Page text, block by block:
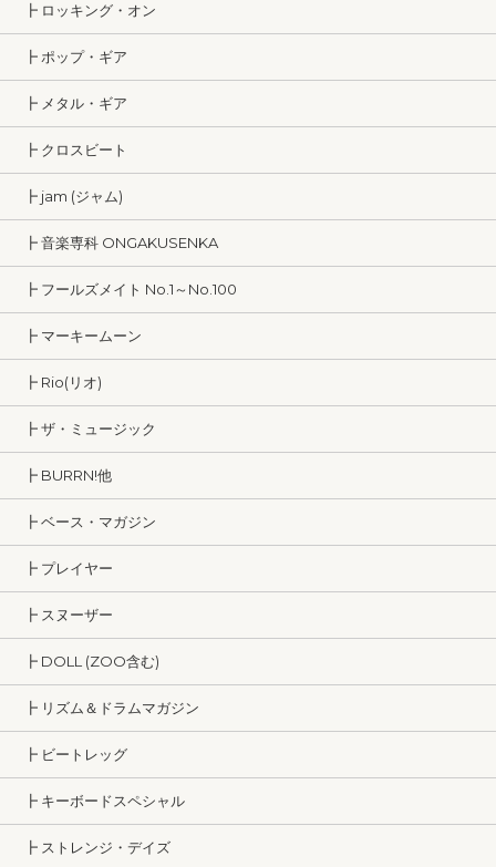
┣ ロッキング・オン
┣ ポップ・ギア
┣ メタル・ギア
┣ クロスビート
┣ jam (ジャム)
┣ 音楽専科 ONGAKUSENKA
┣ フールズメイト No.1～No.100
┣ マーキームーン
┣ Rio(リオ)
┣ ザ・ミュージック
┣ BURRN!他
┣ ベース・マガジン
┣ プレイヤー
┣ スヌーザー
┣ DOLL (ZOO含む)
┣ リズム＆ドラムマガジン
┣ ビートレッグ
┣ キーボードスペシャル
┣ ストレンジ・デイズ